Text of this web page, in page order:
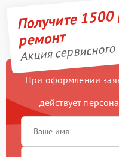
Получите
ремонт
Акция
При оформлении
действует